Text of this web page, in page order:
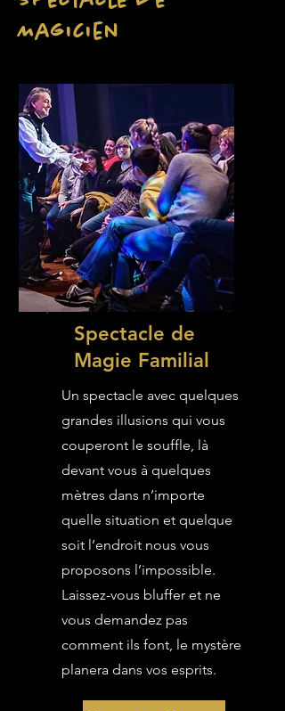
Magicien
Spectacle de
Magie Familial
Un spectacle avec quelques
grandes illusions qui vous
couperont le souffle, là
devant vous à quelques
mètres dans n’importe
quelle situation et quelque
soit l’endroit nous vous
proposons l’impossible.
Laissez-vous bluffer et ne
vous demandez pas
comment ils font, le mystère
planera dans vos esprits.